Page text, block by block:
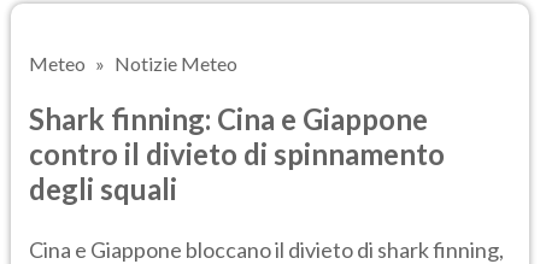
Meteo Notizie Meteo
Shark finning: Cina e Giappone
contro il divieto di spinnamento
degli squali
Cina e Giappone bloccano il divieto di shark finning,